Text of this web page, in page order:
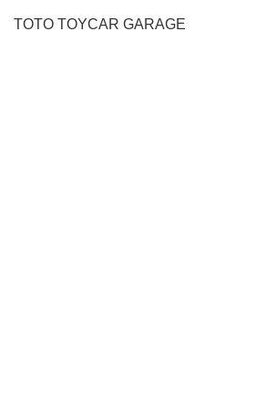
TOTO TOYCAR GARAGE